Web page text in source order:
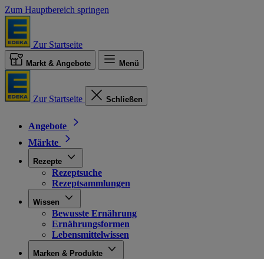
Zum Hauptbereich springen
Zur Startseite
Markt & Angebote Menü
Zur Startseite Schließen
Angebote
Märkte
Rezepte
Rezeptsuche
Rezeptsammlungen
Wissen
Bewusste Ernährung
Ernährungsformen
Lebensmittelwissen
Marken & Produkte